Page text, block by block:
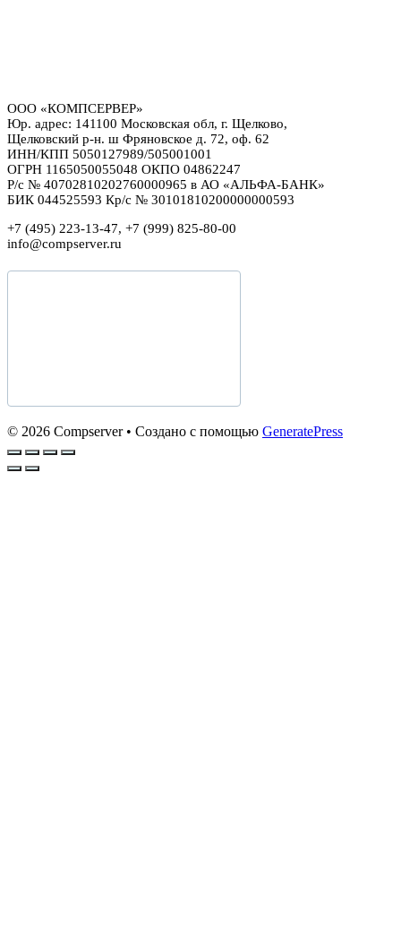
ООО «КОМПСЕРВЕР»
Юр. адрес: 141100 Московская обл, г. Щелково,
Щелковский р-н. ш Фряновское д. 72, оф. 62
ИНН/КПП 5050127989/505001001
ОГРН 1165050055048 ОКПО 04862247
Р/с № 40702810202760000965 в АО «АЛЬФА-БАНК»
БИК 044525593 Кр/с № 30101810200000000593
+7 (495) 223-13-47, +7 (999) 825-80-00
info@compserver.ru
© 2026 Compserver• Создано с помощью GeneratePress